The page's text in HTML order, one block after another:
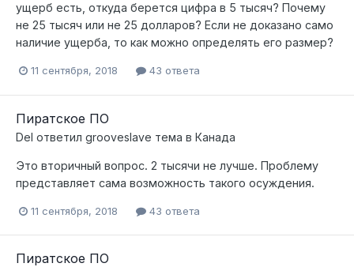
ущерб есть, откуда берется цифра в 5 тысяч? Почему
не 25 тысяч или не 25 долларов? Если не доказано само
наличие ущерба, то как можно определять его размер?
11 сентября, 2018 43 ответа
Пиратское ПО
Del ответил grooveslave тема в Канада
Это вторичный вопрос. 2 тысячи не лучше. Проблему
представляет сама возможность такого осуждения.
11 сентября, 2018 43 ответа
Пиратское ПО